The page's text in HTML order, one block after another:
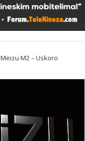
Meizu M2 – Uskoro